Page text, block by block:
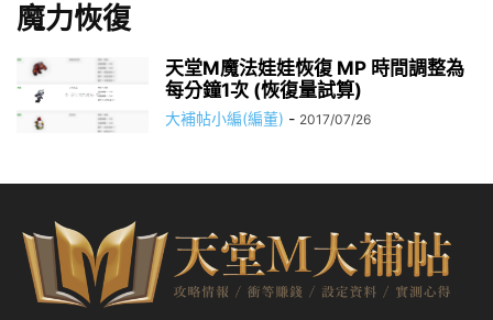
魔力恢復
天堂M魔法娃娃恢復 MP 時間調整為
每分鐘1次 (恢復量試算)
大補帖小編(編董) - 2017/07/26